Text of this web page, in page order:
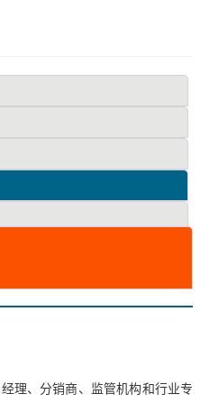
理、分销商、监管机构和行业专